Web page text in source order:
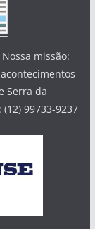
missão:
da
99733-9237